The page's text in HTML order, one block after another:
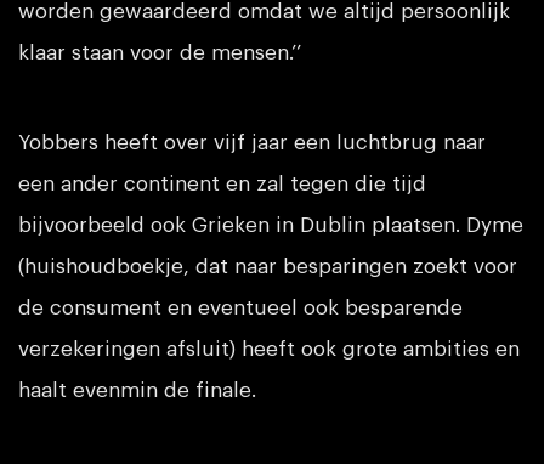
worden gewaardeerd omdat we altijd persoonlijk
klaar staan voor de mensen.’’
Yobbers heeft over vijf jaar een luchtbrug naar
een ander continent en zal tegen die tijd
bijvoorbeeld ook Grieken in Dublin plaatsen. Dyme
(huishoudboekje, dat naar besparingen zoekt voor
de consument en eventueel ook besparende
verzekeringen afsluit) heeft ook grote ambities en
haalt evenmin de finale.